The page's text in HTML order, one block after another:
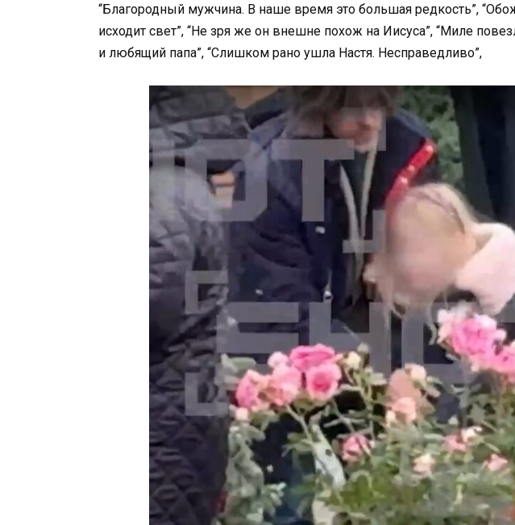
“Благородный мужчина. В наше время это большая редкость”,
исходит свет”, “Не зря же он внешне похож на Иисуса”, “Миле
и любящий папа”, “Слишком рано ушла Настя. Несправедливо”,